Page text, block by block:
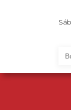
for: